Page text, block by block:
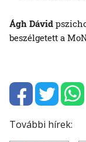
Ágh Dávid
beszélgetett a
További hírek: